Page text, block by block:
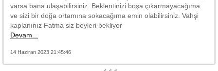
varsa bana ulaşabilirsiniz. Beklentinizi boşa çıkarmayacağıma
ve sizi bir doğa ortamına sokacağıma emin olabilirsiniz. Vahşi
kaplanınız Fatma siz beyleri bekliyor
Devam...
14 Haziran 2023 21:45:46